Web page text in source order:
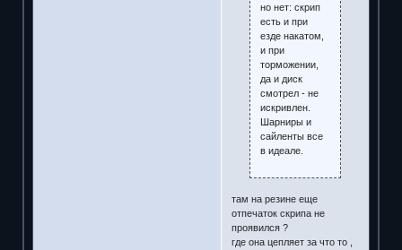
но нет: скрип
есть и при
езде накатом,
и при
торможении,
да и диск
смотрел - не
искривлен.
Шарниры и
сайленты все
в идеале.
там на резине еще
отпечаток скрипа не
проявился ?
где она цепляет за что то ,